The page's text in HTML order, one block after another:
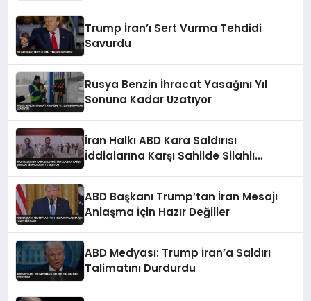
Trump İran’ı Sert Vurma Tehdidi
Savurdu
Rusya Benzin İhracat Yasağını Yıl
Sonuna Kadar Uzatıyor
İran Halkı ABD Kara Saldırısı
İddialarına Karşı Sahilde Silahlı
ABD Başkanı Trump’tan İran Mesajı
Anlaşma İçin Hazır Değiller
ABD Medyası: Trump İran’a Saldırı
Talimatını Durdurdu